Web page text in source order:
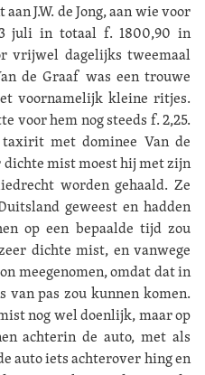
J.W. de Jong, aan wie voor
juli in totaal f. 1800,90 in
vrijwel dagelijks tweemaal
de Graaf was een trouwe
voornamelijk kleine ritjes.
voor hem nog steeds f. 2,25.
met dominee Van de
dichte mist moest hij met zijn
worden gehaald. Ze
geweest en hadden
op een bepaalde tijd zou
dichte mist, en vanwege
meegenomen, omdat dat in
van pas zou kunnen komen.
nog wel doenlijk, maar op
achterin de auto, met als
auto iets achterover hing en